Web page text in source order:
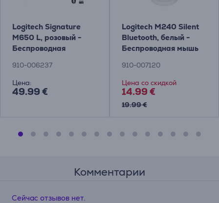
Logitech Signature
M650 L, розовый -
Беспроводная
910-006237
Цена:
49.99 €
Logitech M240 Silent
Bluetooth, белый -
Беспроводная мышь
910-007120
Цена со скидкой
14.99 €
19.99 €
Комментарии
Сейчас отзывов нет.